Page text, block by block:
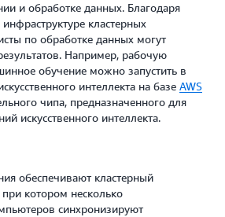
и обработке данных. Благодаря
кластерных
по обработке данных могут
Например, рабочую
обучение можно запустить в
интеллекта на базе AWS
чипа, предназначенного для
искусственного интеллекта.
обеспечивают кластерный
котором несколько
синхронизируют